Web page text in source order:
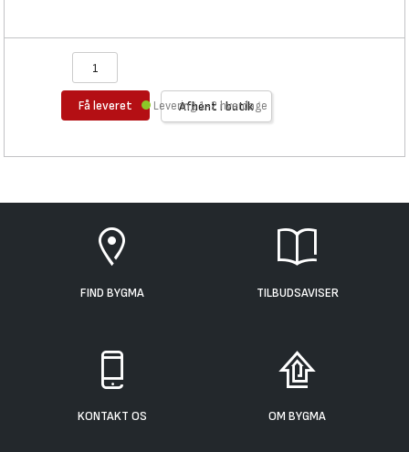
Få leveret Afhent i butik
Levering 1-2 hverdage
FIND BYGMA TILBUDSAVISER
KONTAKT OS OM BYGMA